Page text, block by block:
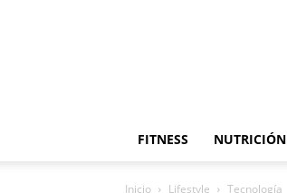
FITNESS NUTRICIÓN
Inicio Lifestyle Tecnología